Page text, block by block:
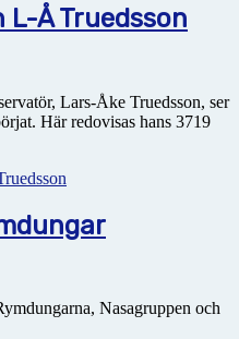
Å Truedsson
Lars-Åke Truedsson, ser
Här redovisas hans 3719
Nasagruppen och